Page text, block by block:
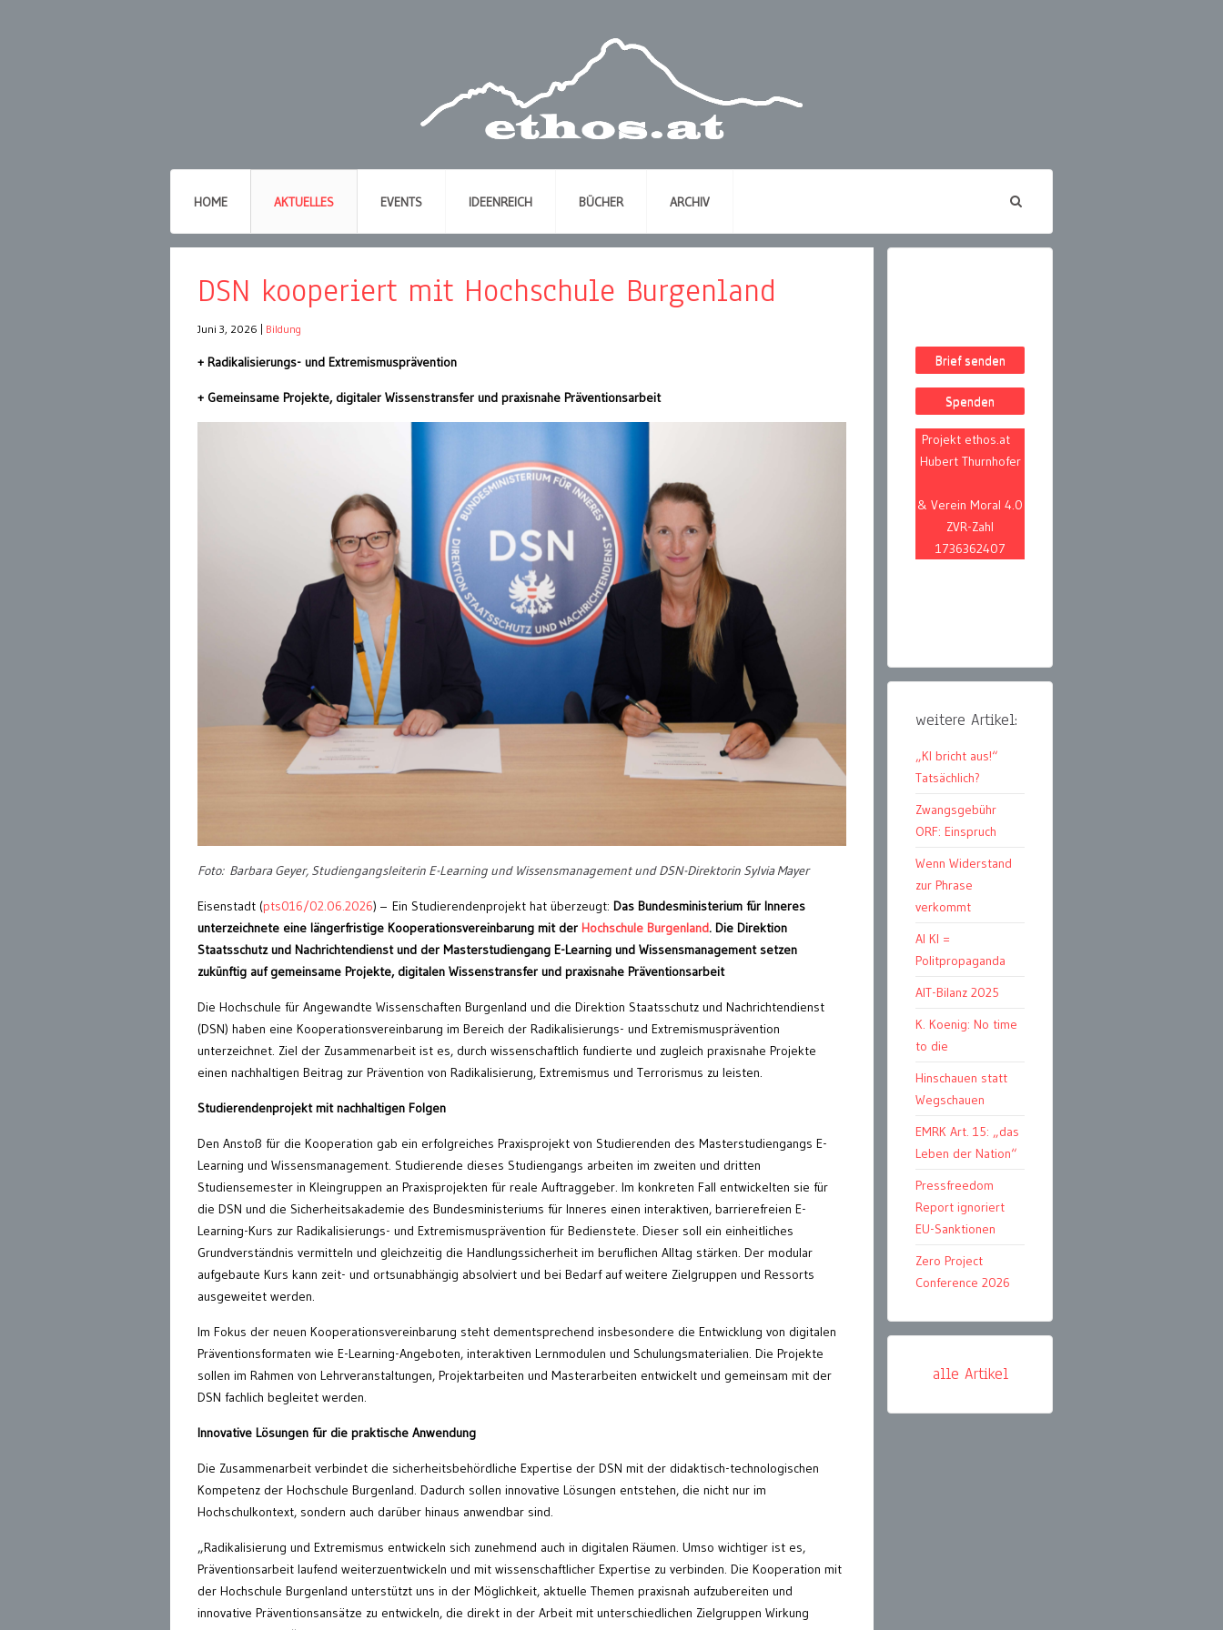
HOME AKTUELLES EVENTS IDEENREICH BÜCHER ARCHIV
DSN kooperiert mit Hochschule Burgenland
Juni 3, 2026 Bildung
+ Radikalisierungs- und Extremismusprävention
+ Gemeinsame Projekte, digitaler Wissenstransfer und praxisnahe Präventionsarbeit
Foto: Barbara Geyer, Studiengangsleiterin E-Learning und Wissensmanagement und DSN-Direktorin Sylvia Mayer
Eisenstadt (pts016/02.06.2026) – Ein Studierendenprojekt hat überzeugt: Das Bundesministerium für Inneres
unterzeichnete eine längerfristige Kooperationsvereinbarung mit der Hochschule Burgenland. Die Direktion
Staatsschutz und Nachrichtendienst und der Masterstudiengang E-Learning und Wissensmanagement setzen
zukünftig auf gemeinsame Projekte, digitalen Wissenstransfer und praxisnahe Präventionsarbeit
Die Hochschule für Angewandte Wissenschaften Burgenland und die Direktion Staatsschutz und Nachrichtendienst
(DSN) haben eine Kooperationsvereinbarung im Bereich der Radikalisierungs- und Extremismusprävention
unterzeichnet. Ziel der Zusammenarbeit ist es, durch wissenschaftlich fundierte und zugleich praxisnahe Projekte
einen nachhaltigen Beitrag zur Prävention von Radikalisierung, Extremismus und Terrorismus zu leisten.
Studierendenprojekt mit nachhaltigen Folgen
Den Anstoß für die Kooperation gab ein erfolgreiches Praxisprojekt von Studierenden des Masterstudiengangs E-
Learning und Wissensmanagement. Studierende dieses Studiengangs arbeiten im zweiten und dritten
Studiensemester in Kleingruppen an Praxisprojekten für reale Auftraggeber. Im konkreten Fall entwickelten sie für
die DSN und die Sicherheitsakademie des Bundesministeriums für Inneres einen interaktiven, barrierefreien E-
Learning-Kurs zur Radikalisierungs- und Extremismusprävention für Bedienstete. Dieser soll ein einheitliches
Grundverständnis vermitteln und gleichzeitig die Handlungssicherheit im beruflichen Alltag stärken. Der modular
aufgebaute Kurs kann zeit- und ortsunabhängig absolviert und bei Bedarf auf weitere Zielgruppen und Ressorts
ausgeweitet werden.
Im Fokus der neuen Kooperationsvereinbarung steht dementsprechend insbesondere die Entwicklung von digitalen
Präventionsformaten wie E-Learning-Angeboten, interaktiven Lernmodulen und Schulungsmaterialien. Die Projekte
sollen im Rahmen von Lehrveranstaltungen, Projektarbeiten und Masterarbeiten entwickelt und gemeinsam mit der
DSN fachlich begleitet werden.
Innovative Lösungen für die praktische Anwendung
Die Zusammenarbeit verbindet die sicherheitsbehördliche Expertise der DSN mit der didaktisch-technologischen
Kompetenz der Hochschule Burgenland. Dadurch sollen innovative Lösungen entstehen, die nicht nur im
Hochschulkontext, sondern auch darüber hinaus anwendbar sind.
„Radikalisierung und Extremismus entwickeln sich zunehmend auch in digitalen Räumen. Umso wichtiger ist es,
Präventionsarbeit laufend weiterzuentwickeln und mit wissenschaftlicher Expertise zu verbinden. Die Kooperation mit
der Hochschule Burgenland unterstützt uns in der Möglichkeit, aktuelle Themen praxisnah aufzubereiten und
innovative Präventionsansätze zu entwickeln, die direkt in der Arbeit mit unterschiedlichen Zielgruppen Wirkung
Brief senden
Spenden
Projekt ethos.at
Hubert Thurnhofer
& Verein Moral 4.0
ZVR-Zahl
1736362407
weitere Artikel:
„KI bricht aus!“
Tatsächlich?
Zwangsgebühr
ORF: Einspruch
Wenn Widerstand
zur Phrase
verkommt
AI KI =
Politpropaganda
AIT-Bilanz 2025
K. Koenig: No time
to die
Hinschauen statt
Wegschauen
EMRK Art. 15: „das
Leben der Nation“
Pressfreedom
Report ignoriert
EU-Sanktionen
Zero Project
Conference 2026
alle Artikel